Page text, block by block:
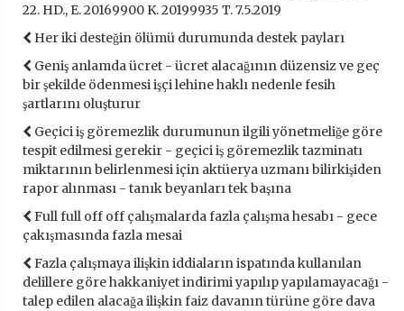
22. HD., E. 20169900 K. 20199935 T. 7.5.2019
Her iki desteğin ölümü durumunda destek payları
Geniş anlamda ücret - ücret alacağının düzensiz ve geç
bir şekilde ödenmesi işçi lehine haklı nedenle fesih
şartlarını oluşturur
Geçici iş göremezlik durumunun ilgili yönetmeliğe göre
tespit edilmesi gerekir - geçici iş göremezlik tazminatı
miktarının belirlenmesi için aktüerya uzmanı bilirkişiden
rapor alınması - tanık beyanları tek başına
Full full off off çalışmalarda fazla çalışma hesabı - gece
çakışmasında fazla mesai
Fazla çalışmaya ilişkin iddiaların ispatında kullanılan
delillere göre hakkaniyet indirimi yapılıp yapılamayacağı -
talep edilen alacağa ilişkin faiz davanın türüne göre dava